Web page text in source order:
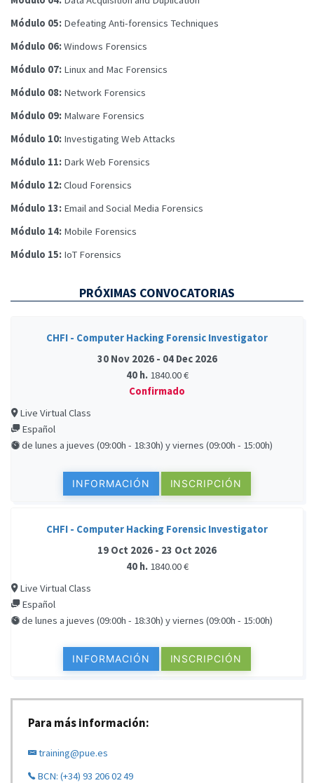
Módulo 05: Defeating Anti-forensics Techniques
Módulo 06:Windows Forensics
Módulo 07: Linux and Mac Forensics
Módulo 08: Network Forensics
Módulo 09: Malware Forensics
Módulo 10: Investigating Web Attacks
Módulo 11: Dark Web Forensics
Módulo 12:Cloud Forensics
Módulo 13: Email and Social Media Forensics
Módulo 14: Mobile Forensics
Módulo 15: IoT Forensics
PRÓXIMAS CONVOCATORIAS
CHFI - Computer Hacking Forensic Investigator
30 Nov 2026 - 04 Dec 2026
40 h. 1840.00 €
Confirmado
Live Virtual Class
Español
de lunes a jueves (09:00h - 18:30h) y viernes (09:00h - 15:00h)
INFORMACIÓN INSCRIPCIÓN
CHFI - Computer Hacking Forensic Investigator
19 Oct 2026 - 23 Oct 2026
40 h. 1840.00 €
Live Virtual Class
Español
de lunes a jueves (09:00h - 18:30h) y viernes (09:00h - 15:00h)
INFORMACIÓN INSCRIPCIÓN
Para más información:
training@pue.es
BCN: (+34) 93 206 02 49